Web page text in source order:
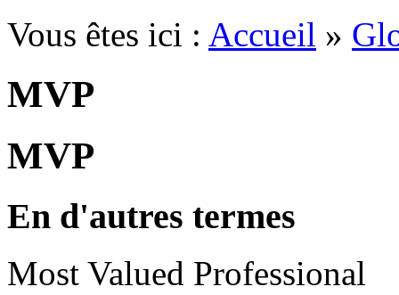
Vous êtes ici : Accueil »
MVP
MVP
En d'autres termes
Most Valued Professional